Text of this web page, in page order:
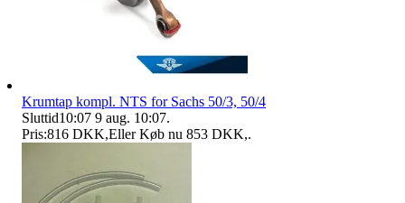
Krumtap kompl. NTS for Sachs 50/3, 50/4
Sluttid10:07 9 aug. 10:07.
Pris:816 DKK,Eller Køb nu 853 DKK,.